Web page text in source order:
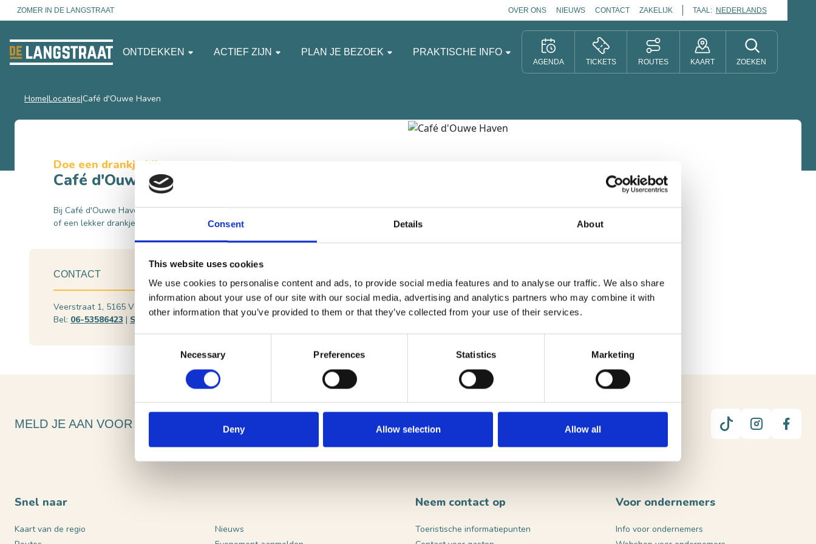
Consent Details About
This website uses cookies
We use cookies to personalise content and ads, to provide social media features and to analyse our traffic. We also share
information about your use of our site with our social media, advertising and analytics partners who may combine it with
other information that you’ve provided to them or that they’ve collected from your use of their services.
Necessary Preferences Statistics Marketing
Deny Allow selection Allow all
ZOMER IN DE LANGSTRAAT OVER ONS NIEUWS CONTACT ZAKELIJK TAAL: NEDERLANDS
ONTDEKKEN ACTIEF ZIJN PLAN JE BEZOEK PRAKTISCHE INFO
AGENDA TICKETS ROUTES KAART ZOEKEN
Home Locaties Café d'Ouwe Haven
Doe een drankje bij
Café d'Ouwe Haven
Bij Café d'Ouwe Haven zit je helemaal goed als je wilt darten, biljarten, feesten
of een lekker drankje aan de bar wilt drinken.
CONTACT
Veerstraat 1, 5165 VG Waspik
Bel: 06-53586423 | Stuur een e-mail
Plan je route
Bekijk website
MELD JE AAN VOOR ONZE NIEUWSBRIEF
Snel naar
Kaart van de regio
Nieuws
Neem contact op
Toeristische informatiepunten
Voor ondernemers
Info voor ondernemers